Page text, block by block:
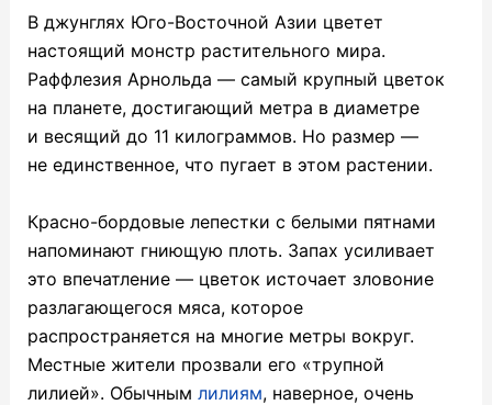
В джунглях Юго-Восточной Азии цветет
настоящий монстр растительного мира.
Раффлезия Арнольда — самый крупный цветок
на планете, достигающий метра в диаметре
и весящий до 11 килограммов. Но размер —
не единственное, что пугает в этом растении.
Красно-бордовые лепестки с белыми пятнами
напоминают гниющую плоть. Запах усиливает
это впечатление — цветок источает зловоние
разлагающегося мяса, которое
распространяется на многие метры вокруг.
Местные жители прозвали его «трупной
лилией». Обычным лилиям, наверное, очень